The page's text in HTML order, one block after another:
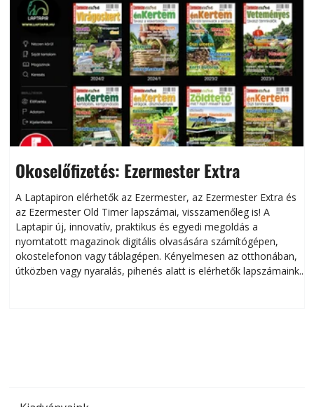
Okoselőfizetés: Ezermester Extra
A Laptapiron elérhetők az Ezermester, az Ezermester Extra és
az Ezermester Old Timer lapszámai, visszamenőleg is! A
Laptapir új, innovatív, praktikus és egyedi megoldás a
nyomtatott magazinok digitális olvasására számítógépen,
okostelefonon vagy táblagépen. Kényelmesen az otthonában,
útközben vagy nyaralás, pihenés alatt is elérhetők lapszámaink.